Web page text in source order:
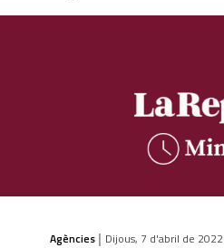
Agències | Dijous, 7 d'abril de 2022